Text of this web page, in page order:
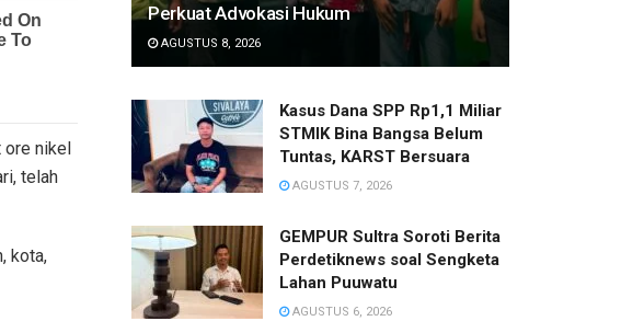
nikel
telah
kota,
Perkuat Advokasi Hukum
AGUSTUS 8, 2026
Kasus Dana SPP Rp1,1 Miliar
STMIK Bina Bangsa Belum
Tuntas, KARST Bersuara
AGUSTUS 7, 2026
GEMPUR Sultra Soroti Berita
Perdetiknews soal Sengketa
Lahan Puuwatu
AGUSTUS 6, 2026